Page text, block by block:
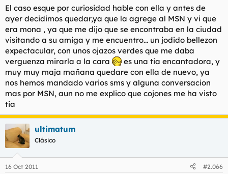
El caso esque por curiosidad hable con ella y antes de
ayer decidimos quedar,ya que la agrege al MSN y vi que
era mona , ya que me dijo que se encontraba en la ciudad
visitando a su amiga y me encuentro... un jodido bellezon
expectacular, con unos ojazos verdes que me daba
verguenza mirarla a la cara
es una tia encantadora, y
muy muy maja mañana quedare con ella de nuevo, ya
nos hemos mandado varios sms y alguna conversacion
mas por MSN, aun no me explico que cojones me ha visto
tia
ultimatum
Clásico
16 Oct 2011 #2.066